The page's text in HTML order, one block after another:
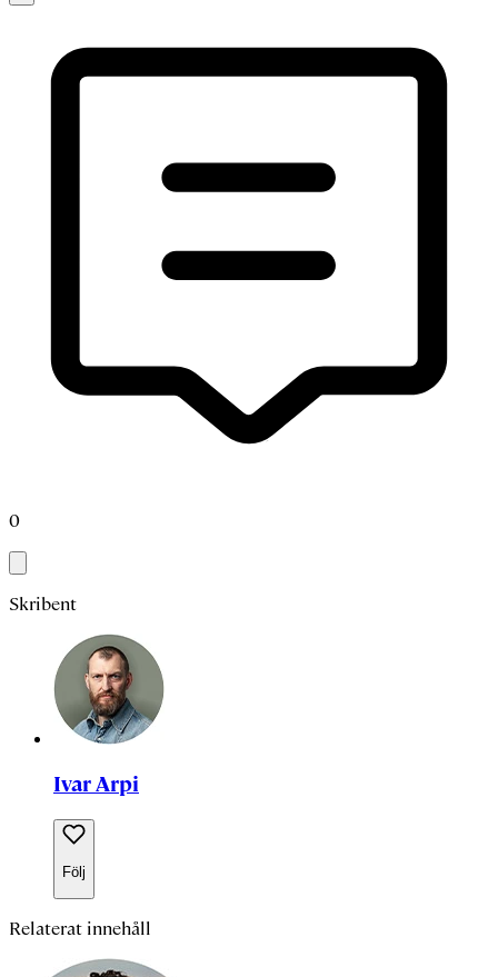
0
Skribent
Ivar Arpi
Följ
Relaterat innehåll